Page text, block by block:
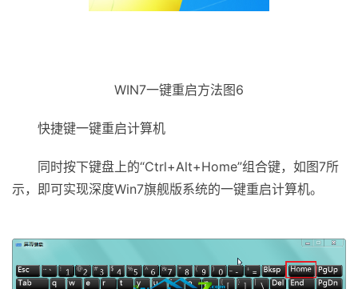
WIN7一键重启方法图6
快捷键一键重启计算机
同时按下键盘上的“Ctrl+Alt+Home”组合键，如图7所
示，即可实现深度Win7旗舰版系统的一键重启计算机。